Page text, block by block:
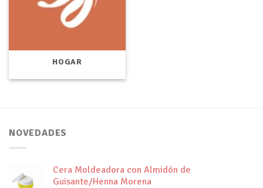
HOGAR
NOVEDADES
Cera Moldeadora con Almidón de
Guisante/Henna Morena